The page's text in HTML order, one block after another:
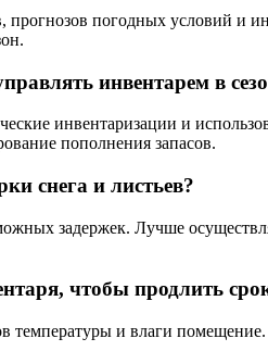
погодных условий и
инвентарем в
инвентаризации и
пополнения запасов.
снега и листьев?
задержек. Лучше
чтобы продлить
и влаги